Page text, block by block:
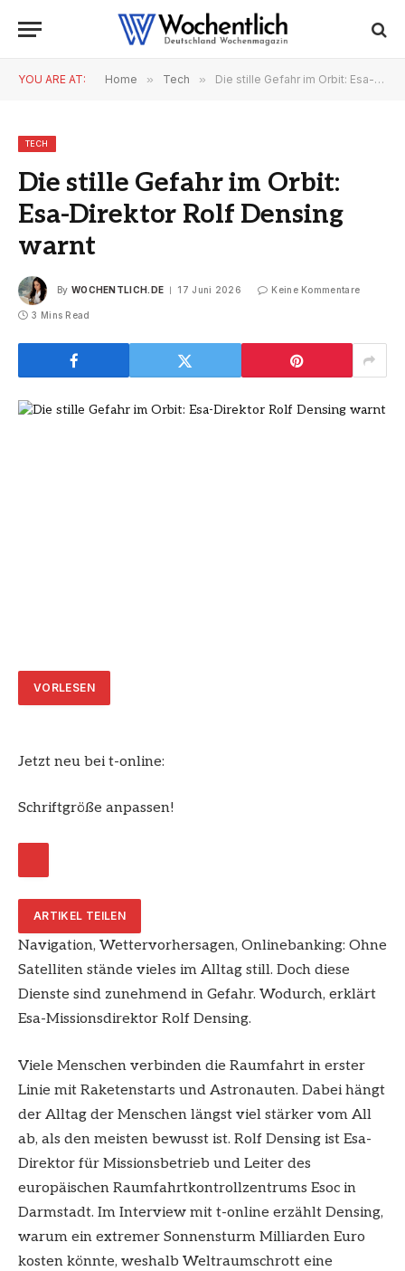
YOU ARE AT: Home » Tech » Die stille Gefahr im Orbit: Esa-Direktor Rolf Densing warnt
TECH
Die stille Gefahr im Orbit:
Esa-Direktor Rolf Densing
warnt
By WOCHENTLICH.DE 17 Juni 2026 Keine Kommentare
3 Mins Read
VORLESEN
Jetzt neu bei t-online:
Schriftgröße anpassen!
ARTIKEL TEILEN
Navigation, Wettervorhersagen, Onlinebanking: Ohne
Satelliten stände vieles im Alltag still. Doch diese
Dienste sind zunehmend in Gefahr. Wodurch, erklärt
Esa-Missionsdirektor Rolf Densing.
Viele Menschen verbinden die Raumfahrt in erster
Linie mit Raketenstarts und Astronauten. Dabei hängt
der Alltag der Menschen längst viel stärker vom All
ab, als den meisten bewusst ist. Rolf Densing ist Esa-
Direktor für Missionsbetrieb und Leiter des
europäischen Raumfahrtkontrollzentrums Esoc in
Darmstadt. Im Interview mit t-online erzählt Densing,
warum ein extremer Sonnensturm Milliarden Euro
kosten könnte, weshalb Weltraumschrott eine